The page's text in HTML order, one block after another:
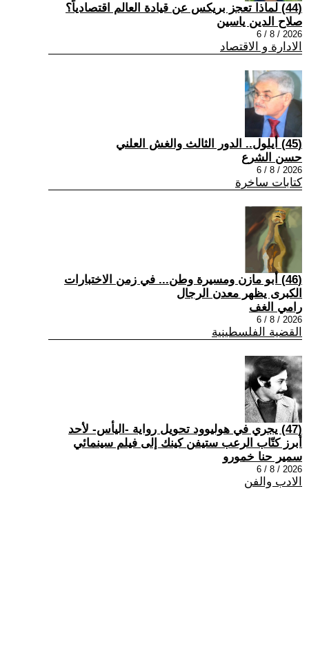
(44) لماذا تعجز بريكس عن قيادة العالم اقتصادياً؟
صلاح الدين ياسين
2026 / 8 / 6
الادارة و الاقتصاد
(45) أيلول.. الدور الثالث والغش العلني
حسن الشرع
2026 / 8 / 6
كتابات ساخرة
(46) أبو مازن ومسيرة وطن... في زمن الاختبارات
الكبرى يظهر معدن الرجال
رامي الغف
2026 / 8 / 6
القضية الفلسطينية
(47) يجري في هوليوود تحويل رواية -اليأس- لأحد
أبرز كتّاب الرعب ستيفن كينك إلى فيلم سينمائي
سمير حنا خمورو
2026 / 8 / 6
الادب والفن